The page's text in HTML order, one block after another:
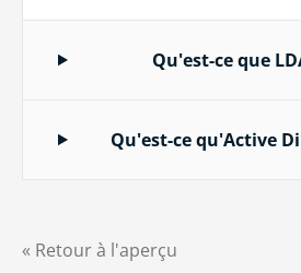
« Retour à l'aperçu
Qu'est-ce que
Qu'est-ce qu'Active